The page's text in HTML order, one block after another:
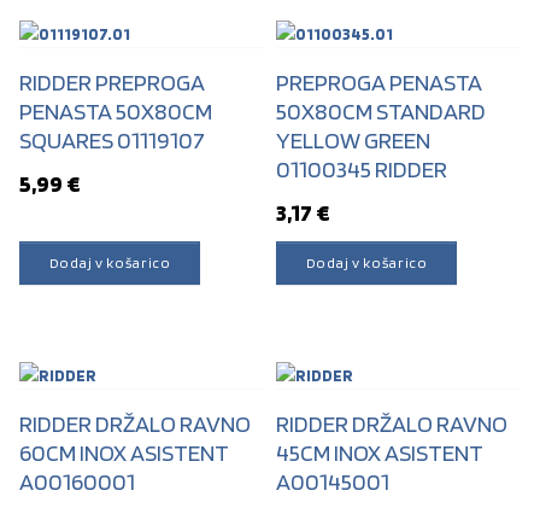
RIDDER PREPROGA
PENASTA 50X80CM
SQUARES 01119107
5,99 €
Dodaj v košarico
PREPROGA PENASTA
50X80CM STANDARD
YELLOW GREEN
01100345 RIDDER
3,17 €
Dodaj v košarico
RIDDER DRŽALO RAVNO
60CM INOX ASISTENT
A00160001
RIDDER DRŽALO RAVNO
45CM INOX ASISTENT
A00145001